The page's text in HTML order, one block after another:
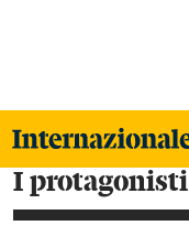
i protagonisti